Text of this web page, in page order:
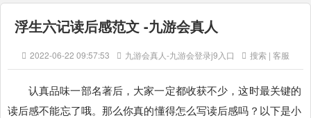
浮生六记读后感范文 -九游会真人
2022-06-22 09:57:53 九游会真人-九游会登录j9入口 搜索 | 客服
认真品味一部名著后，大家一定都收获不少，这时最关键的
读后感不能忘了哦。那么你真的懂得怎么写读后感吗？以下是小